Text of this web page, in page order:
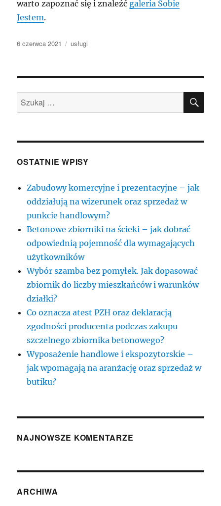
warto zapoznać się i znaleźć galeria Sobie
Jestem.
Data
6 czerwca 2021 Kategorie
usługi
Szukaj:
OSTATNIE WPISY
Zabudowy komercyjne i prezentacyjne – jak
oddziałują na wizerunek oraz sprzedaż w
punkcie handlowym?
Betonowe zbiorniki na ścieki – jak dobrać
odpowiednią pojemność dla wymagających
użytkowników
Wybór szamba bez pomyłek. Jak dopasować
zbiornik do liczby mieszkańców i warunków
działki?
Co oznacza atest PZH oraz deklaracją
zgodności producenta podczas zakupu
szczelnego zbiornika betonowego?
Wyposażenie handlowe i ekspozytorskie –
jak wpomagają na aranżację oraz sprzedaż w
butiku?
NAJNOWSZE KOMENTARZE
ARCHIWA